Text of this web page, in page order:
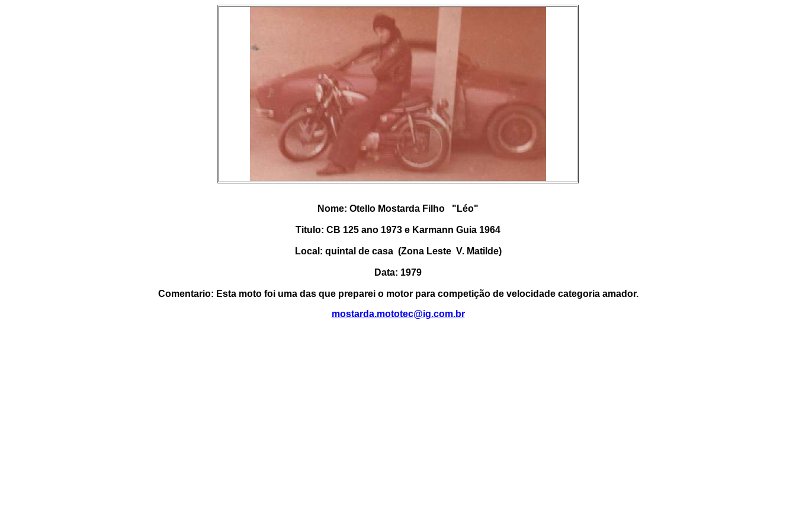
Nome: Otello Mostarda Filho "Léo"
Titulo: CB 125 ano 1973 e Karmann Guia 1964
Local: quintal de casa (Zona Leste V. Matilde)
Data: 1979
Comentario: Esta moto foi uma das que preparei o motor para competição de velocidade categoria amador.
mostarda.mototec@ig.com.br